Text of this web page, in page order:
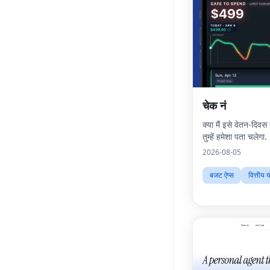
चेक नं
क्या मैं इसे वेतन-
तुम्हें हमेशा पता चलेगा.
2026-08-05
बजट ऐप्स वित्तीय